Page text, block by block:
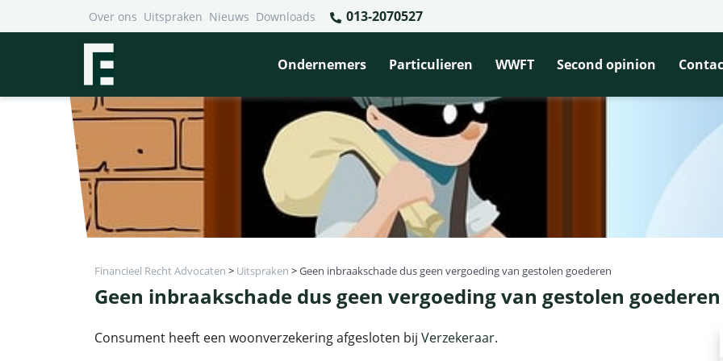
Over ons Uitspraken Nieuws Downloads 013-2070527
Ondernemers Particulieren WWFT Second opinion
Financieel Recht Advocaten > Uitspraken >Geen inbraakschade dus geen vergoeding van gestolen goederen
Geen inbraakschade dus geen vergoeding van gestolen goederen
Consument heeft een woonverzekering afgesloten bij Verzekeraar.